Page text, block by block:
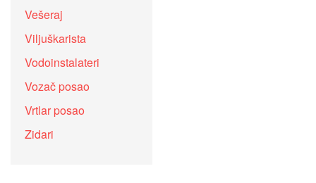
Vešeraj
Viljuškarista
Vodoinstalateri
Vozač posao
Vrtlar posao
Zidari